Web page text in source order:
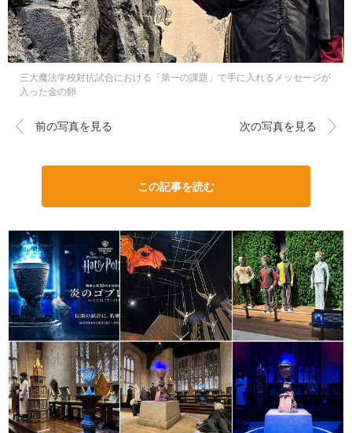
三大魔法学校対抗試合における「第一の課題」で手に入れるメッセージが
入った金の卵
前の写真を見る 次の写真を見る
この記事を読む